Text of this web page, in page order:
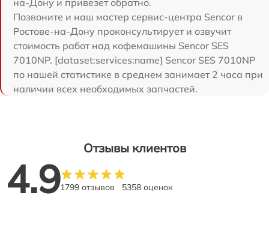
Позвоните и наш мастер сервис-центра Sencor в
Ростове-на-Дону проконсультирует и озвучит
стоимость работ над кофемашины Sencor SES
7010NP. [dataset:services:name] Sencor SES 7010NP
по нашей статистике в среднем занимает 2 часа при
наличии всех необходимых запчастей.
Отзывы клиентов
4.91799 отзывов 5358 оценок